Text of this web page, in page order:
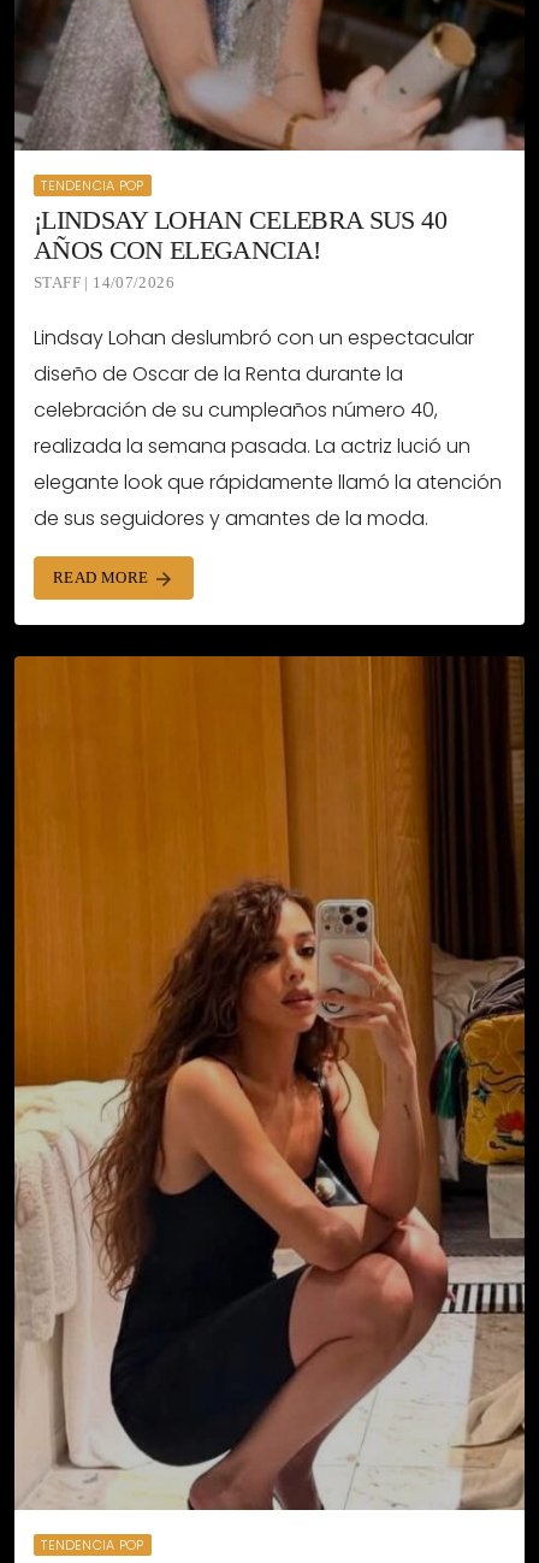
TENDENCIA POP
¡LINDSAY LOHAN CELEBRA SUS 40
AÑOS CON ELEGANCIA!
STAFF | 14/07/2026
Lindsay Lohan deslumbró con un espectacular
diseño de Oscar de la Renta durante la
celebración de su cumpleaños número 40,
realizada la semana pasada. La actriz lució un
elegante look que rápidamente llamó la atención
de sus seguidores y amantes de la moda.
READ MORE arrow_forward
TENDENCIA POP